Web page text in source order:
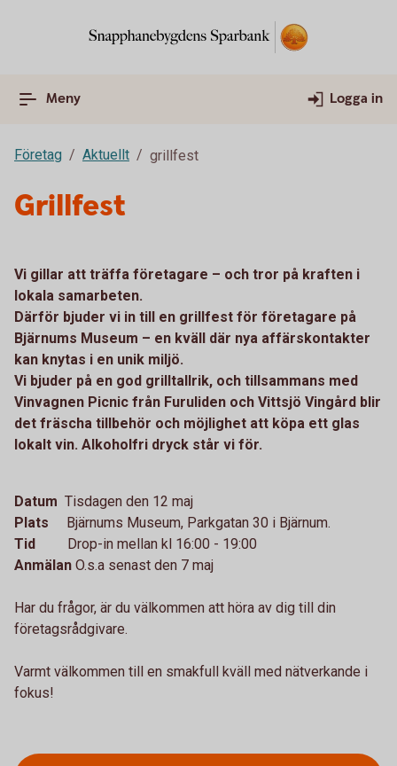
Meny Logga in
Företag Aktuellt grillfest
Grillfest
Vi gillar att träffa företagare – och tror på kraften i
lokala samarbeten.
Därför bjuder vi in till en grillfest för företagare på
Bjärnums Museum – en kväll där nya affärskontakter
kan knytas i en unik miljö.
Vi bjuder på en god grilltallrik, och tillsammans med
Vinvagnen Picnic från Furuliden och Vittsjö Vingård blir
det fräscha tillbehör och möjlighet att köpa ett glas
lokalt vin. Alkoholfri dryck står vi för.
Datum Tisdagen den 12 maj
Plats Bjärnums Museum, Parkgatan 30 i Bjärnum.
Tid Drop-in mellan kl 16:00 - 19:00
Anmälan O.s.a senast den 7 maj
Har du frågor, är du välkommen att höra av dig till din
företagsrådgivare.
Varmt välkommen till en smakfull kväll med nätverkande i
fokus!